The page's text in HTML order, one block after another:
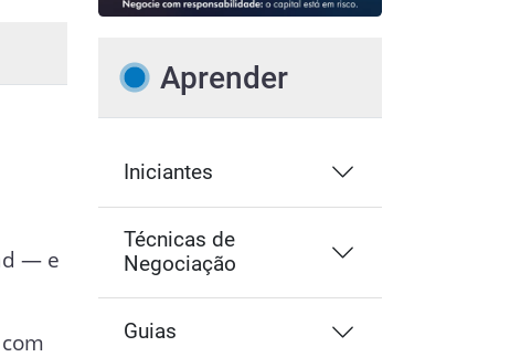
— e
Aprender
Iniciantes
Técnicas de
Negociação
Guias